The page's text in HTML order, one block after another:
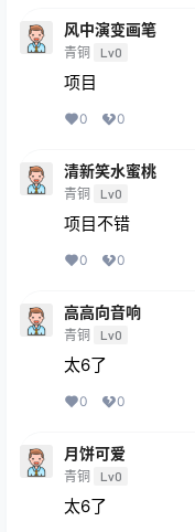
风中演变画笔
青铜 Lv0
项目
0 0
清新笑水蜜桃
青铜 Lv0
项目不错
0 0
高高向音响
青铜 Lv0
太6了
0 0
月饼可爱
青铜 Lv0
太6了